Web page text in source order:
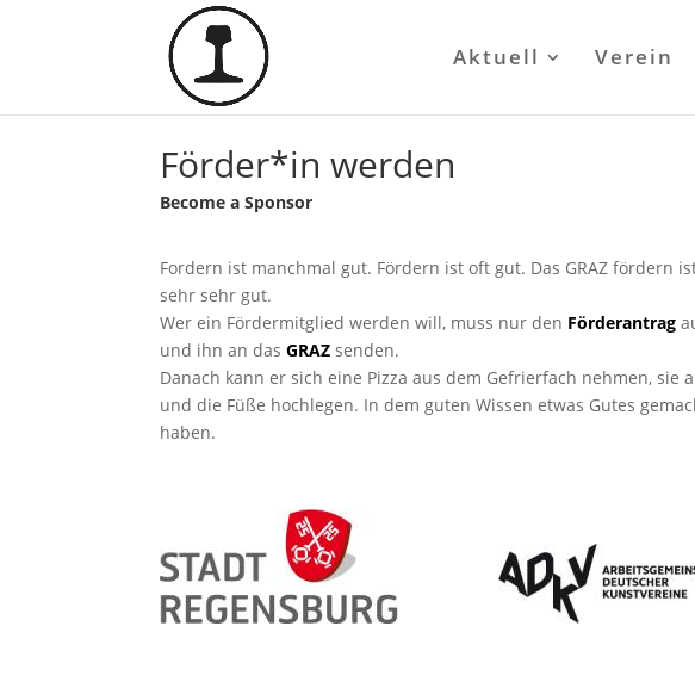
Aktuell Verein
Förder*in werden
Become a Sponsor
Fordern ist manchmal gut. Fördern ist oft gut. Das GRAZ fördern
sehr sehr gut.
Wer ein Fördermitglied werden will, muss nur den Förderantrag
und ihn an dasGRAZ senden.
Danach kann er sich eine Pizza aus dem Gefrierfach nehmen, sie
und die Füße hochlegen. In dem guten Wissen etwas Gutes
haben.